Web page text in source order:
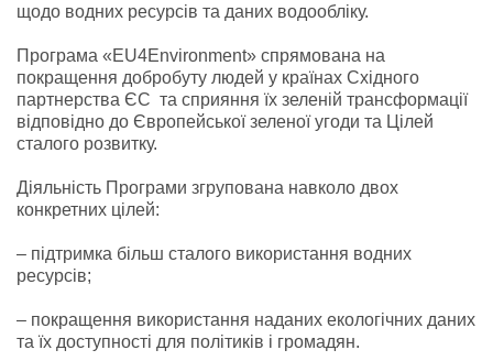
щодо водних ресурсів та даних водообліку.
Програма «EU4Environment» спрямована на
покращення добробуту людей у країнах Східного
партнерства ЄС та сприяння їх зеленій трансформації
відповідно до Європейської зеленої угоди та Цілей
сталого розвитку.
Діяльність Програми згрупована навколо двох
конкретних цілей:
– підтримка більш сталого використання водних
ресурсів;
– покращення використання наданих екологічних даних
та їх доступності для політиків і громадян.